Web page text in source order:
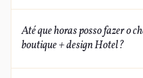
horas antes do check-in.
Véspera de ano novo e
15h00
Até que horas posso fazer o
boutique + design Hotel?